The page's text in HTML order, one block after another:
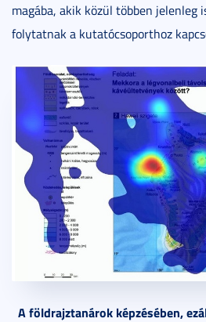
magába, akik közül többen
folytatnak a kutatócsoporthoz
A földrajztanárok képzésében,